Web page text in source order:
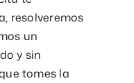
resolveremos
un
y sin
tomes la